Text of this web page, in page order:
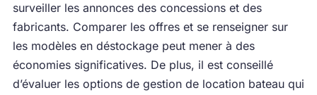
surveiller les annonces des concessions et des
fabricants. Comparer les offres et se renseigner sur
les modèles en déstockage peut mener à des
économies significatives. De plus, il est conseillé
d’évaluer les options de gestion de location bateau qui